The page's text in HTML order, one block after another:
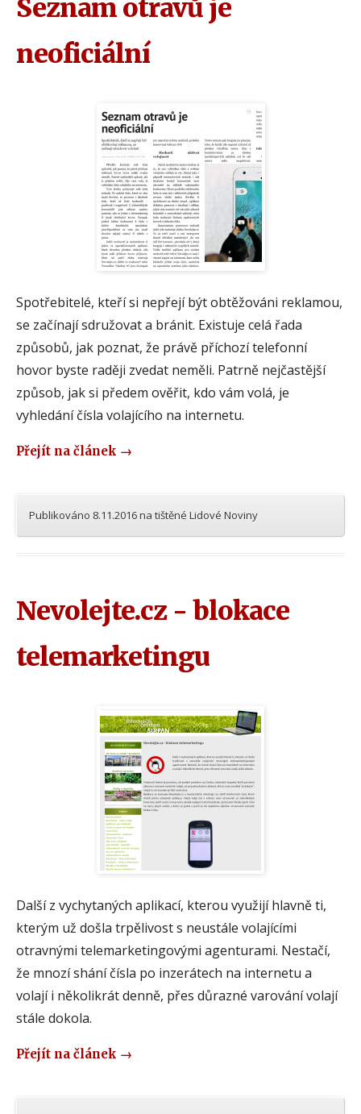
Seznam otravů je
neoficiální
Spotřebitelé, kteří si nepřejí být obtěžováni reklamou,
se začínají sdružovat a bránit. Existuje celá řada
způsobů, jak poznat, že právě příchozí telefonní
hovor byste raději zvedat neměli. Patrně nejčastější
způsob, jak si předem ověřit, kdo vám volá, je
vyhledání čísla volajícího na internetu.
Přejít na článek →
Publikováno 8.11.2016na tištěné Lidové Noviny
Nevolejte.cz - blokace
telemarketingu
Další z vychytaných aplikací, kterou využijí hlavně ti,
kterým už došla trpělivost s neustále volajícími
otravnými telemarketingovými agenturami. Nestačí,
že mnozí shání čísla po inzerátech na internetu a
volají i několikrát denně, přes důrazné varování volají
stále dokola.
Přejít na článek →